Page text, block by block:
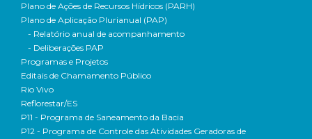
Plano de Ações de Recursos Hídricos (PARH)
Plano de Aplicação Plurianual (PAP)
- Relatório anual de acompanhamento
- Deliberações PAP
Programas e Projetos
Editais de Chamamento Público
Rio Vivo
Reflorestar/ES
P11 - Programa de Saneamento da Bacia
P12 - Programa de Controle das Atividades Geradoras de